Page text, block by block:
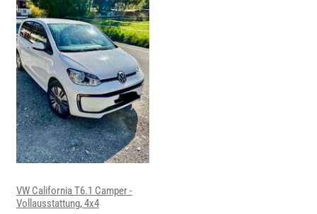
VW California T6.1 Camper -
Vollausstattung, 4x4